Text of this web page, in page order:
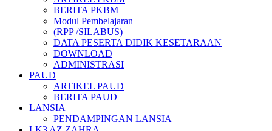
BERITA PKBM
Modul Pembelajaran
(RPP /SILABUS)
DATA PESERTA DIDIK KESETARAAN
DOWNLOAD
ADMINISTRASI
PAUD
ARTIKEL PAUD
BERITA PAUD
LANSIA
PENDAMPINGAN LANSIA